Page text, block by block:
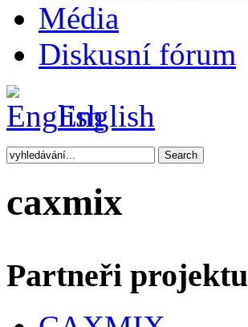
Média
Diskusní fórum
English
caxmix
Partneři projektu